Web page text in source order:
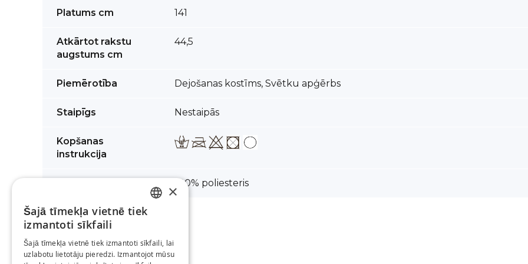
informācijas
Platums cm 141
Atkārtot rakstu
augstums cm
44,5
Piemērotība Dejošanas kostīms, Svētku apģērbs
Staipīgs Nestaipās
Kopšanas
instrukcija
100% poliesteris
ENGLISH
×
Šajā tīmekļa vietnē tiek
izmantoti sīkfaili
Šajā tīmekļa vietnē tiek izmantoti sīkfaili, lai
uzlabotu lietotāju pieredzi. Izmantojot mūsu